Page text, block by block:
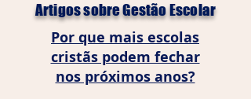
Artigos sobre Gestão Escolar
Por que mais escolas
cristãs podem fechar
nos próximos anos?